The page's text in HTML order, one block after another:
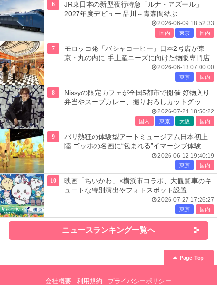
6
JR東日本の新型夜行特急「ルナ・アズール」
2027年度デビュー 品川～青森間結ぶ
2026-06-09 18:52:33
国内 東京 国内
7
モロッコ発「バシャコーヒー」日本2号店が東
京・丸の内に 手土産ニーズに向けた物販専門店
2026-06-13 07:00:00
東京 国内
8
Nissyの限定カフェが全国5都市で開催 好物入り
弁当やスープカレー、撮りおろしカットグッズ
2026-07-24 18:56:22
国内 東京 大阪 国内
9
パリ熱狂の体験型アートミュージアム日本初上
陸 ゴッホの名画に“包まれる”イマーシブ体験＜
レーヴ・デ・リュミエール＞
2026-06-12 19:40:19
東京 国内
10
映画「ちいかわ」×横浜市コラボ、大観覧車のキ
ュートな特別演出やフォトスポット設置
2026-07-27 17:26:27
東京 国内
ニュースランキング一覧へ
Page Top
会社概要 利用規約 プライバシーポリシー